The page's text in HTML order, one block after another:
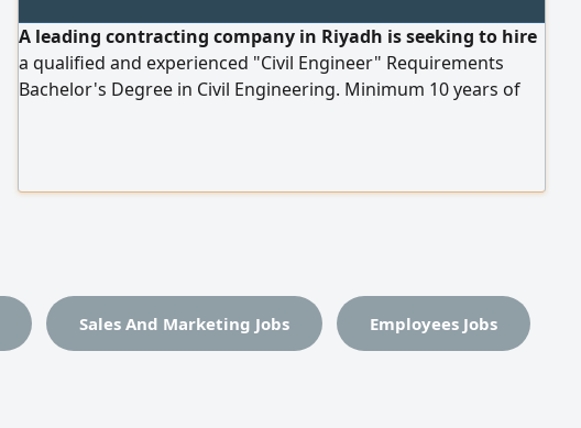
A leading contracting company in Riyadh is seeking to hire
a qualified and experienced "Civil Engineer" Requirements
Bachelor's Degree in Civil Engineering. Minimum 10 years of
works) Proven experience in cost estimation and tender
Sales And Marketing Jobs Employees Jobs